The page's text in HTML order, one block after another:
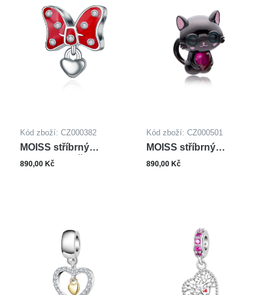
Kód zboží: CZ000382
MOISS stříbrný
přívěsek MAŠLE
890,00 Kč
Kód zboží: CZ000501
MOISS stříbrný
přívěsek SMALT
890,00 Kč